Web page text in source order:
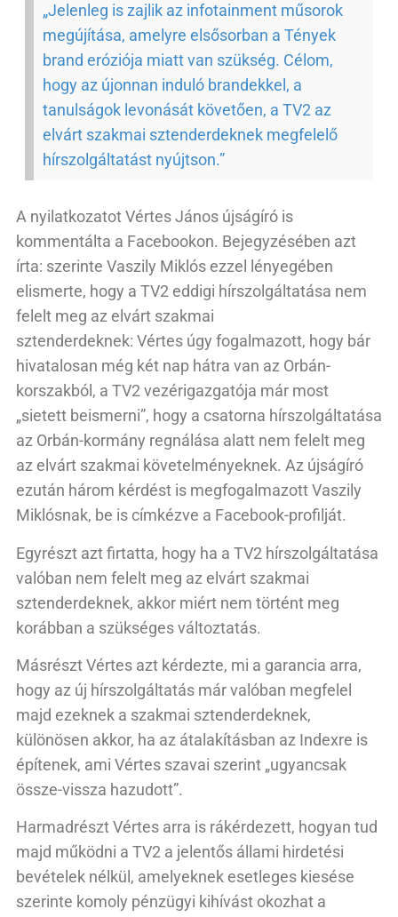
„Jelenleg is zajlik az infotainment műsorok
megújítása, amelyre elsősorban a Tények
brand eróziója miatt van szükség. Célom,
hogy az újonnan induló brandekkel, a
tanulságok levonását követően, a TV2 az
elvárt szakmai sztenderdeknek megfelelő
hírszolgáltatást nyújtson.”
A nyilatkozatot Vértes János újságíró is
kommentálta a Facebookon. Bejegyzésében azt
írta: szerinte Vaszily Miklós ezzel lényegében
elismerte, hogy a TV2 eddigi hírszolgáltatása nem
felelt meg az elvárt szakmai
sztenderdeknek: Vértes úgy fogalmazott, hogy bár
hivatalosan még két nap hátra van az Orbán-
korszakból, a TV2 vezérigazgatója már most
„sietett beismerni”, hogy a csatorna hírszolgáltatása
az Orbán-kormány regnálása alatt nem felelt meg
az elvárt szakmai követelményeknek. Az újságíró
ezután három kérdést is megfogalmazott Vaszily
Miklósnak, be is címkézve a Facebook-profilját.
Egyrészt azt firtatta, hogy ha a TV2 hírszolgáltatása
valóban nem felelt meg az elvárt szakmai
sztenderdeknek, akkor miért nem történt meg
korábban a szükséges változtatás.
Másrészt Vértes azt kérdezte, mi a garancia arra,
hogy az új hírszolgáltatás már valóban megfelel
majd ezeknek a szakmai sztenderdeknek,
különösen akkor, ha az átalakításban az Indexre is
építenek, ami Vértes szavai szerint „ugyancsak
össze-vissza hazudott”.
Harmadrészt Vértes arra is rákérdezett, hogyan tud
majd működni a TV2 a jelentős állami hirdetési
bevételek nélkül, amelyeknek esetleges kiesése
szerinte komoly pénzügyi kihívást okozhat a